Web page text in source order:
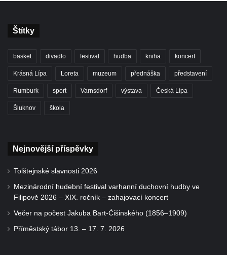
Štítky
basket divadlo festival hudba kniha koncert
Krásná Lípa Loreta muzeum přednáška představení
Rumburk sport Varnsdorf výstava Česká Lípa
Šluknov škola
Nejnovější příspěvky
Tolštejnské slavnosti 2026
Mezinárodní hudební festival varhanní duchovní hudby ve
Filipově 2026 – XIX. ročník – zahajovací koncert
Večer na počest Jakuba Bart-Ćišinského (1856–1909)
Příměstský tábor 13. – 17. 7. 2026